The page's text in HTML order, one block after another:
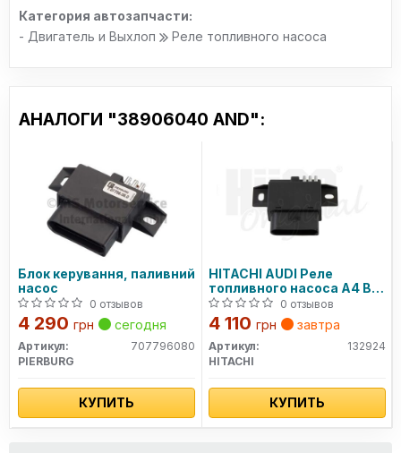
Категория автозапчасти:
- Двигатель и Выхлоп
Реле топливного насоса
АНАЛОГИ "38906040 AND":
Блок керування, паливний
насос
0 отзывов
4 290 грн сегодня
Артикул:
707796080
PIERBURG
КУПИТЬ
HITACHI AUDI Реле
топливного насоса A4 B8
2.0 TFSI 09-160 отзывов
4 110 грн завтра
Артикул:
132924
HITACHI
КУПИТЬ